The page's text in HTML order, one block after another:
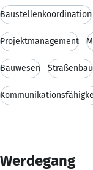
Baustellenkoordination
Projektmanagement
Bauwesen Straßenbau
Werdegang